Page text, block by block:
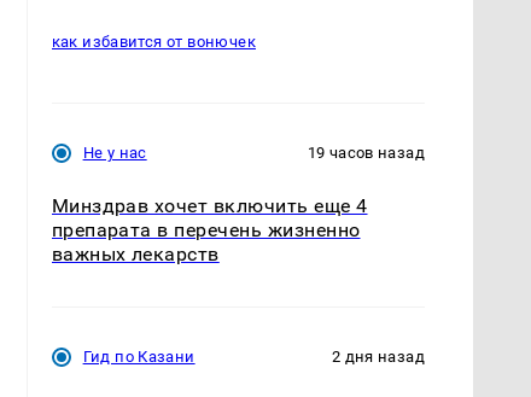
как избавится от вонючек
Не у нас 19 часов назад
Минздрав хочет включить еще 4
препарата в перечень жизненно
важных лекарств
Гид по Казани 2 дня назад